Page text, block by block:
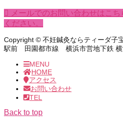
メールでのお問い合わせはこち
ください。
Copyright © 不妊鍼灸ならティーダ子
駅前 田園都市線 横浜市営地下鉄 横
MENU
HOME
アクセス
お問い合わせ
TEL
Back to top